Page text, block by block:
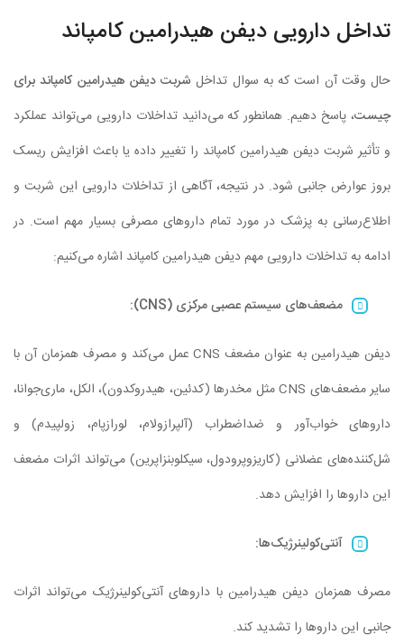
تداخل دارویی دیفن هیدرامین کامپاند
حال وقت آن است که به سوال تداخل شربت دیفن هیدرامین کامپاند برای
چیست، پاسخ دهیم. همانطور که می‌دانید تداخلات دارویی می‌تواند عملکرد
و تأثیر شربت دیفن هیدرامین کامپاند را تغییر داده یا باعث افزایش ریسک
بروز عوارض جانبی شود. در نتیجه، آگاهی از تداخلات دارویی این شربت و
اطلاع‌رسانی به پزشک در مورد تمام داروهای مصرفی بسیار مهم است. در
ادامه به تداخلات دارویی مهم دیفن هیدرامین کامپاند اشاره می‌کنیم:
مضعف‌های سیستم عصبی مرکزی (
CNS
)
:
دیفن هیدرامین به عنوان مضعف CNS عمل می‌کند و مصرف همزمان آن با
سایر مضعف‌های CNS مثل مخدرها (کدئین، هیدروکدون)، الکل، ماری‌جوانا،
داروهای خواب‌آور و ضداضطراب (آلپرازولام، لورازپام، زولپیدم) و
شل‌کننده‌های عضلانی (کاریزوپرودول، سیکلوبنزاپرین) می‌تواند اثرات مضعف
این داروها را افزایش دهد.
آنتی‌کولینرژیک‌ها:
مصرف همزمان دیفن هیدرامین با داروهای آنتی‌کولینرژیک می‌تواند اثرات
جانبی این داروها را تشدید کند.